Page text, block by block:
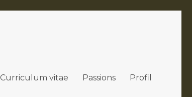
Curriculum vitae Passions Profil